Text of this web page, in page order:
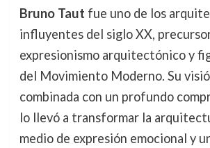
Bruno Taut fue uno de los
influyentes del siglo XX,
expresionismo arquitectónico y
del Movimiento Moderno. Su
combinada con un profundo
lo llevó a transformar la
medio de expresión emocional y